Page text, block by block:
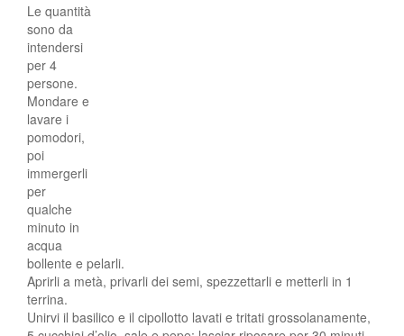
Le quantità
sono da
intendersi
per 4
persone.
Mondare e
lavare i
pomodori,
poi
immergerli
per
qualche
minuto in
acqua
bollente e pelarli.
Aprirli a metà, privarli dei semi, spezzettarli e metterli in 1
terrina.
Unirvi il basilico e il cipollotto lavati e tritati grossolanamente,